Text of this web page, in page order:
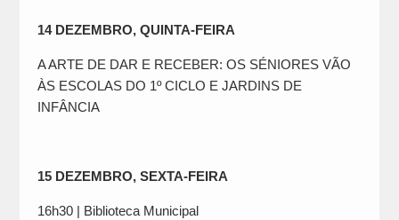
14 DEZEMBRO, QUINTA-FEIRA
A ARTE DE DAR E RECEBER: OS SÉNIORES VÃO
ÀS ESCOLAS DO 1º CICLO E JARDINS DE
INFÂNCIA
15 DEZEMBRO, SEXTA-FEIRA
16h30 | Biblioteca Municipal